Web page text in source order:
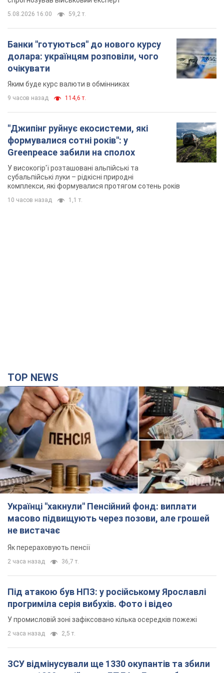
5.08.2026 16:00 59,2 т.
Банки "готуються" до нового курсу
долара: українцям розповіли, чого
очікувати
Яким буде курс валюти в обмінниках
9 часов назад 114,6 т.
"Джипінг руйнує екосистеми, які
формувалися сотні років": у
Greenpeace забили на сполох
У високогір'ї розташовані альпійські та
субальпійські луки – рідкісні природні
комплекси, які формувалися протягом сотень років
10 часов назад 1,1 т.
TOP NEWS
Українці "хакнули" Пенсійний фонд: виплати
масово підвищують через позови, але грошей
не вистачає
Як перераховують пенсії
2 часа назад 36,7 т.
Під атакою був НПЗ: у російському Ярославлі
прогриміла серія вибухів. Фото і відео
У промисловій зоні зафіксовано кілька осередків пожежі
2 часа назад 2,5 т.
ЗСУ відмінусували ще 1330 окупантів та збили